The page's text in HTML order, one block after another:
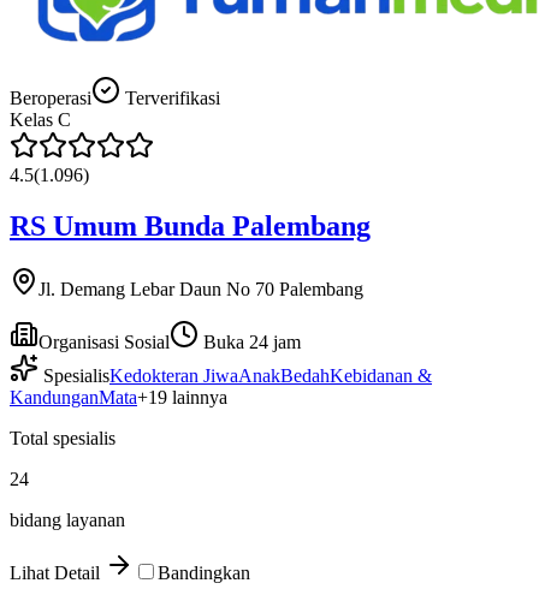
Beroperasi
Terverifikasi
Kelas C
4.5(1.096)
RS Umum Bunda Palembang
Jl. Demang Lebar Daun No 70 Palembang
Organisasi Sosial
Buka 24 jam
SpesialisKedokteran JiwaAnakBedahKebidanan &
KandunganMata+19 lainnya
Total spesialis
24
bidang layanan
Lihat Detail Bandingkan